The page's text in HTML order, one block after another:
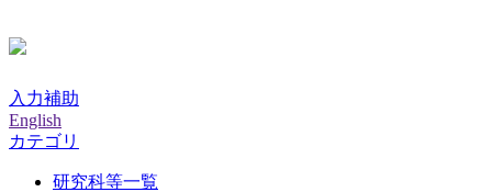
入力補助
English
カテゴリ
研究科等一覧